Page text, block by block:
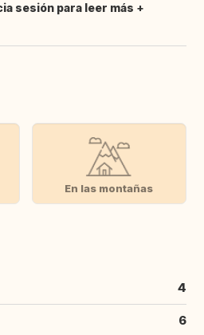
sesión para leer más
En las montañas
4
6